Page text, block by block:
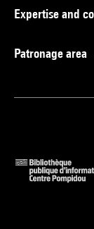
Expertise and
Patronage area